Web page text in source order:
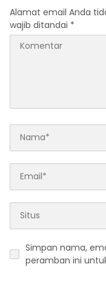
Alamat email Anda
wajib ditandai *
Simpan nama,
peramban ini